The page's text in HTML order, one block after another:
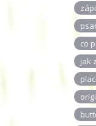
co
jak